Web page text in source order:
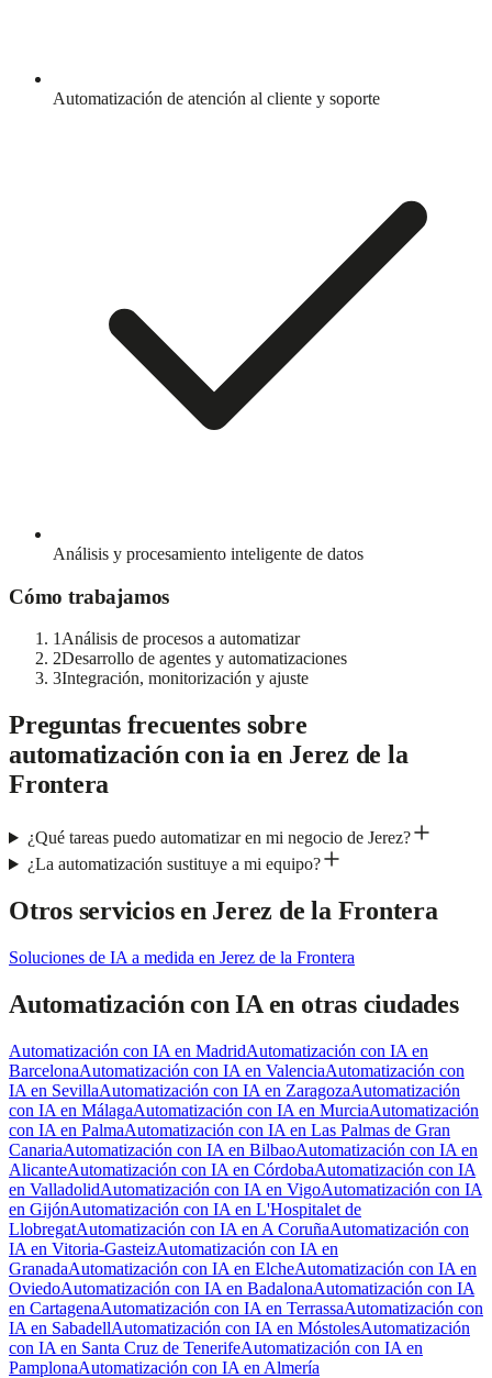
Automatización de atención al cliente y soporte
Análisis y procesamiento inteligente de datos
Cómo trabajamos
1 Análisis de procesos a automatizar
2Desarrollo de agentes y automatizaciones
3Integración, monitorización y ajuste
Preguntas frecuentes sobre
automatización con iaen Jerez de la
Frontera
¿Qué tareas puedo automatizar en mi negocio de Jerez?
¿La automatización sustituye a mi equipo?
Otros servicios en Jerez de la Frontera
Soluciones de IA a medida en Jerez de la Frontera
Automatización con IAen otras ciudades
Automatización con IA en MadridAutomatización con IA en
BarcelonaAutomatización con IA en ValenciaAutomatización con
IA en SevillaAutomatización con IA en ZaragozaAutomatización
con IA en MálagaAutomatización con IA en MurciaAutomatización
con IA en PalmaAutomatización con IA en Las Palmas de Gran
CanariaAutomatización con IA en BilbaoAutomatización con IA en
AlicanteAutomatización con IA en CórdobaAutomatización con IA
en ValladolidAutomatización con IA en VigoAutomatización con IA
en GijónAutomatización con IA en L'Hospitalet de
LlobregatAutomatización con IA en A CoruñaAutomatización con
IA en Vitoria-GasteizAutomatización con IA en
GranadaAutomatización con IA en ElcheAutomatización con IA en
OviedoAutomatización con IA en BadalonaAutomatización con IA
en CartagenaAutomatización con IA en TerrassaAutomatización con
IA en SabadellAutomatización con IA en MóstolesAutomatización
con IA en Santa Cruz de TenerifeAutomatización con IA en
PamplonaAutomatización con IA en Almería